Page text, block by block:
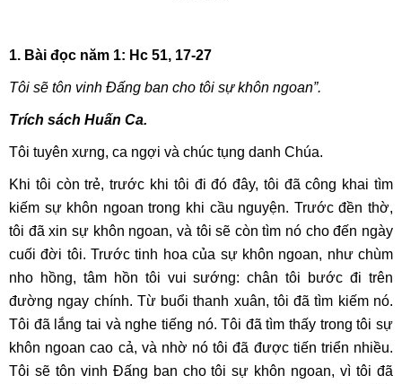
1. Bài đọc năm 1: Hc 51, 17-27
Tôi sẽ tôn vinh Ðấng ban cho tôi sự khôn ngoan”.
Trích sách Huấn Ca.
Tôi tuyên xưng, ca ngợi và chúc tụng danh Chúa.
Khi tôi còn trẻ, trước khi tôi đi đó đây, tôi đã công khai tìm
kiếm sự khôn ngoan trong khi cầu nguyện. Trước đền thờ,
tôi đã xin sự khôn ngoan, và tôi sẽ còn tìm nó cho đến ngày
cuối đời tôi. Trước tinh hoa của sự khôn ngoan, như chùm
nho hồng, tâm hồn tôi vui sướng: chân tôi bước đi trên
đường ngay chính. Từ buổi thanh xuân, tôi đã tìm kiếm nó.
Tôi đã lắng tai và nghe tiếng nó. Tôi đã tìm thấy trong tôi sự
khôn ngoan cao cả, và nhờ nó tôi đã được tiến triển nhiều.
Tôi sẽ tôn vinh Ðấng ban cho tôi sự khôn ngoan, vì tôi đã